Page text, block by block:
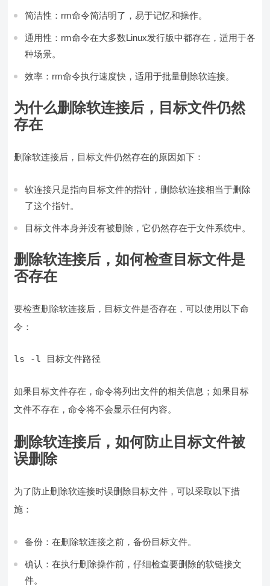
简洁性：rm命令简洁明了，易于记忆和操作。
通用性：rm命令在大多数Linux发行版中都存在，适用于各
种场景。
效率：rm命令执行速度快，适用于批量删除软连接。
为什么删除软连接后，目标文件仍然
存在
删除软连接后，目标文件仍然存在的原因如下：
软连接只是指向目标文件的指针，删除软连接相当于删除
了这个指针。
目标文件本身并没有被删除，它仍然存在于文件系统中。
删除软连接后，如何检查目标文件是
否存在
要检查删除软连接后，目标文件是否存在，可以使用以下命
令：
如果目标文件存在，命令将列出文件的相关信息；如果目标
文件不存在，命令将不会显示任何内容。
删除软连接后，如何防止目标文件被
误删除
为了防止删除软连接时误删除目标文件，可以采取以下措
施：
备份：在删除软连接之前，备份目标文件。
确认：在执行删除操作前，仔细检查要删除的软链接文
件。